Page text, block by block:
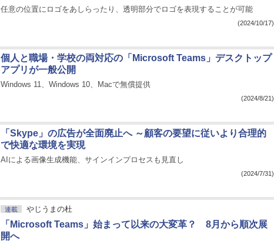
任意の位置にロゴをあしらったり、透明部分でロゴを表現することが可能
(2024/10/17)
個人と職場・学校の両対応の「Microsoft Teams」デスクトップ
アプリが一般公開
Windows 11、Windows 10、Macで無償提供
(2024/8/21)
「Skype」の広告が全面廃止へ ～顧客の要望に従いより合理的
で快適な環境を実現
AIによる画像生成機能、サインインプロセスも見直し
(2024/7/31)
連載 やじうまの杜
「Microsoft Teams」始まって以来の大変革？ 8月から順次展
開へ